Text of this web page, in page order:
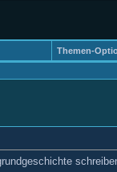
Themen-